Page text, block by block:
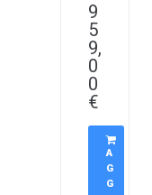
9
5
9,
0
0
€
A
G
G